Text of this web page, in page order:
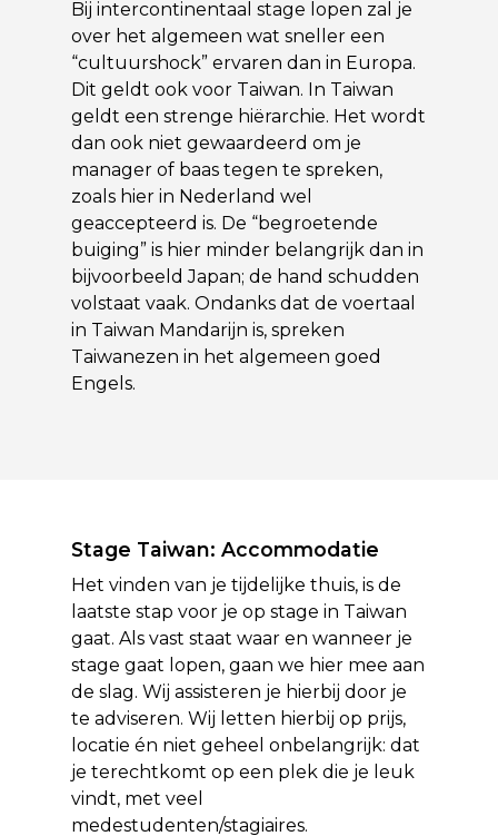
Bij intercontinentaal stage lopen zal je
over het algemeen wat sneller een
“cultuurshock” ervaren dan in Europa.
Dit geldt ook voor Taiwan. In Taiwan
geldt een strenge hiërarchie. Het wordt
dan ook niet gewaardeerd om je
manager of baas tegen te spreken,
zoals hier in Nederland wel
geaccepteerd is. De “begroetende
buiging” is hier minder belangrijk dan in
bijvoorbeeld Japan; de hand schudden
volstaat vaak. Ondanks dat de voertaal
in Taiwan Mandarijn is, spreken
Taiwanezen in het algemeen goed
Engels.
Stage Taiwan: Accommodatie
Het vinden van je tijdelijke thuis, is de
laatste stap voor je op stage in Taiwan
gaat. Als vast staat waar en wanneer je
stage gaat lopen, gaan we hier mee aan
de slag. Wij assisteren je hierbij door je
te adviseren. Wij letten hierbij op prijs,
locatie én niet geheel onbelangrijk: dat
je terechtkomt op een plek die je leuk
vindt, met veel
medestudenten/stagiaires.